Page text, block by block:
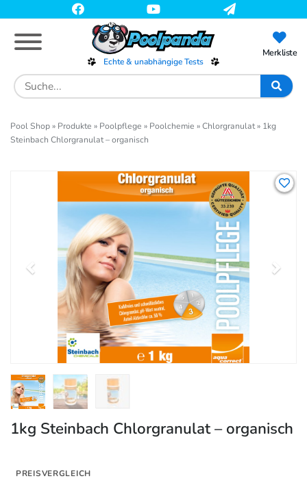
to
main
content
Echte & unabhängige Tests
Search
for:
Merkliste
Pool Shop» Produkte » Poolpflege » Poolchemie »Chlorgranulat» 1kg
Steinbach Chlorgranulat – organisch
1kg Steinbach Chlorgranulat – organisch
PREISVERGLEICH